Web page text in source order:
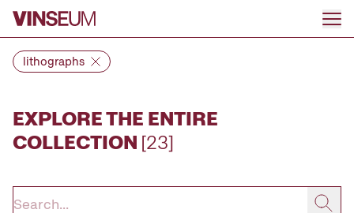
Go to content
lithographs
EXPLORE THE ENTIRE
COLLECTION [23]